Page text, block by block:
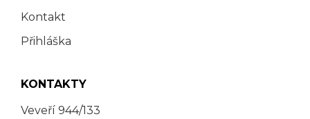
Kontakt
Přihláška
KONTAKTY
Veveří 944/133